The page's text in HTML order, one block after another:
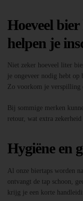
Hoeveel
helpen je
Niet zeker hoeveel liter
je ongeveer nodig hebt op
Zo voorkom je verspilling
Bij sommige merken
retour, wat extra zekerheid
Hygiëne en
Al onze biertaps worden
ontvangt de tap schoon,
krijg je een korte